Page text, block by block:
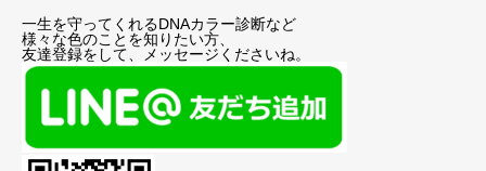
一生を守ってくれるDNAカラー診断など
様々な色のことを知りたい方、
友達登録をして、メッセージくださいね。